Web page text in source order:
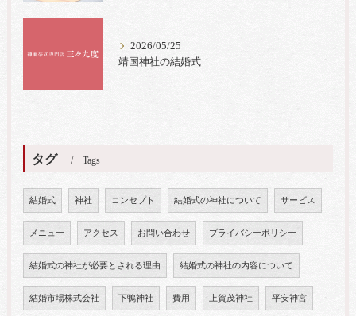
2026/05/25
靖国神社の結婚式
タグ Tags
結婚式 神社 コンセプト 結婚式の神社について サービス
メニュー アクセス お問い合わせ プライバシーポリシー
結婚式の神社が必要とされる理由 結婚式の神社の内容について
結婚市場株式会社 下鴨神社 費用 上賀茂神社 平安神宮